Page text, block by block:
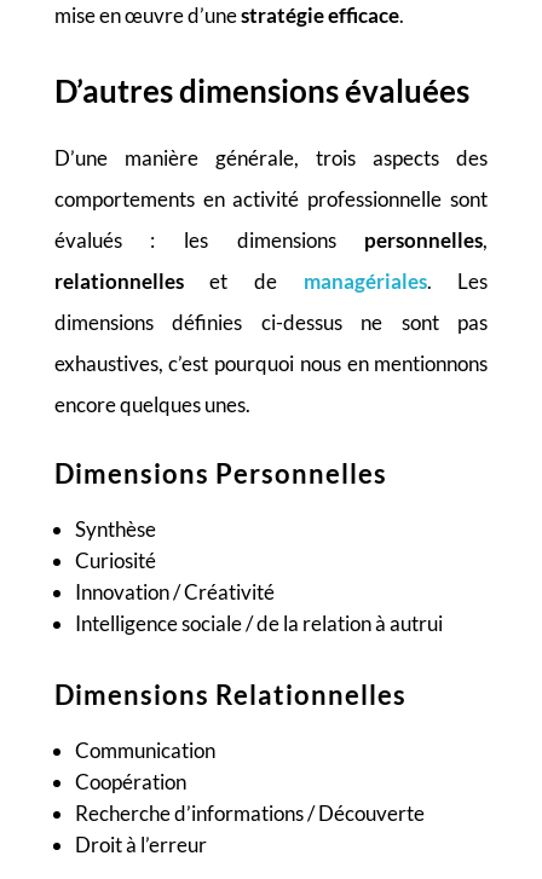
mise en œuvre d’unestratégie efficace.
D’autres dimensions évaluées
D’une manière générale, trois aspects des
comportements en activité professionnelle sont
évalués : les dimensions personnelles,
relationnelleset de managériales. Les
dimensions définies ci-dessus ne sont pas
exhaustives, c’est pourquoi nous en mentionnons
encore quelques unes.
Dimensions Personnelles
Synthèse
Curiosité
Innovation / Créativité
Intelligence sociale / de la relation à autrui
Dimensions Relationnelles
Communication
Coopération
Recherche d’informations / Découverte
Droit à l’erreur